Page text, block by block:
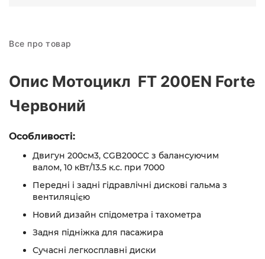
Все про товар
Опис Мотоцикл FT 200EN Forte
Червоний
Особливості:
Двигун 200см3, CGB200CC з балансуючим
валом, 10 кВт/13.5 к.с. при 7000
Передні і задні гідравлічні дискові гальма з
вентиляцією
Новий дизайн спідометра і тахометра
Задня підніжка для пасажира
Сучасні легкосплавні диски